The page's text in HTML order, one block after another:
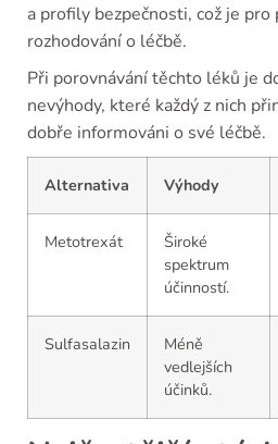
a profily bezpečnosti, což je
rozhodování o léčbě.
Při porovnávání těchto léků je
nevýhody, které každý z nich
dobře informováni o své léčbě.
Alternativa Výhody
Metotrexát
Široké
spektrum
účinností.
Sulfasalazin
Méně
vedlejších
účinků.